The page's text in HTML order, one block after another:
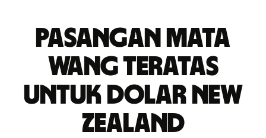
Pasangan mata
wang teratas
untuk dolar New
Zealand